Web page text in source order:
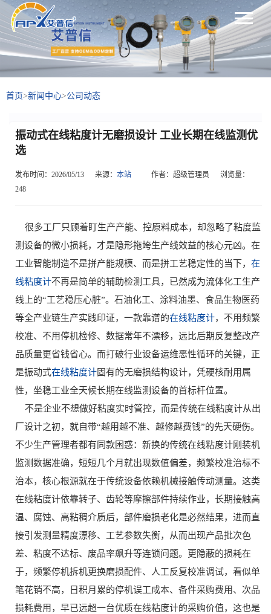
首页>新闻中心>公司动态
振动式在线粘度计无磨损设计 工业长期在线监测优
选
发布时间：2026/05/13 来源： 本站 作者：超级管理员
浏览量：
248
很多工厂只顾着盯生产产能、控原料成本，却忽略了粘度监
测设备的微小损耗，才是隐形拖垮生产线效益的核心元凶。在
工业智能制造不是拼产能规模、而是拼工艺稳定性的当下， 在
线粘度计不再是简单的辅助检测工具，已然成为流体化工生产
线上的“工艺稳压心脏”。石油化工、涂料油墨、食品生物医药
等全产业链生产实践印证，一款靠谱的在线粘度计，不用频繁
校准、不用停机检修、数据常年不漂移，远比后期反复整改产
品质量更省钱省心。而打破行业设备运维恶性循环的关键，正
是振动式在线粘度计固有的无磨损结构设计，凭硬核耐用属
性，坐稳工业全天候长期在线监测设备的首标杆位置。
不是企业不想做好粘度实时管控，而是传统在线粘度计从出
厂设计之初，就自带“越用越不准、越修越费钱”的先天硬伤。
不少生产管理者都有同款困惑：新换的传统在线粘度计刚装机
监测数据准确，短短几个月就出现数值偏差，频繁校准治标不
治本，核心根源就在于传统设备依赖机械接触传动测量。这类
在线粘度计依靠转子、齿轮等摩擦部件持续作业，长期接触高
温、腐蚀、高粘稠介质后，部件磨损老化是必然结果，进而直
接引发测量精度漂移、工艺参数失衡，从而出现产品批次色
差、粘度不达标、废品率飙升等连锁问题。更隐蔽的损耗在
于，频繁停机拆机更换磨损配件、人工反复校准调试，看似单
笔花销不高，日积月累的停机误工成本、备件采购费用、次品
损耗费用，早已远超一台优质在线粘度计的采购价值，这也是